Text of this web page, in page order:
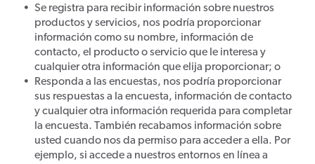
Se registra para recibir información sobre nuestros
productos y servicios, nos podría proporcionar
información como su nombre, información de
contacto, el producto o servicio que le interesa y
cualquier otra información que elija proporcionar; o
Responda a las encuestas, nos podría proporcionar
sus respuestas a la encuesta, información de contacto
y cualquier otra información requerida para completar
la encuesta. También recabamos información sobre
usted cuando nos da permiso para acceder a ella. Por
ejemplo, si accede a nuestros entornos en línea a